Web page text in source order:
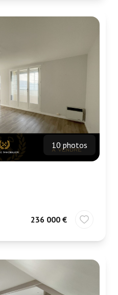
10 photos
236 000 €